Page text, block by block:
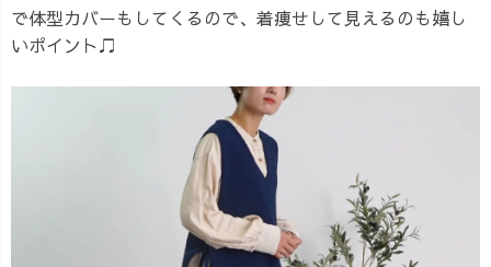
で体型カバーもしてくるので、着痩せして見えるのも嬉し
いポイント♫